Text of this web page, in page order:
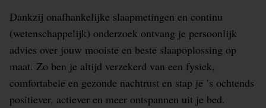
Dankzij onafhankelijke slaapmetingen en continu
(wetenschappelijk) onderzoek ontvang je persoonlijk
advies over jouw mooiste en beste slaapoplossing op
maat. Zo ben je altijd verzekerd van een fysiek,
comfortabele en gezonde nachtrust en stap je ’s ochtends
positiever, actiever en meer ontspannen uit je bed.